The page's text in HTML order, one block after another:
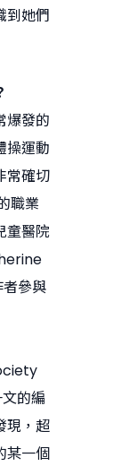
到她們
爆發的
操運動
常確切
職業
童醫院
參與
的編
現，超
某一個